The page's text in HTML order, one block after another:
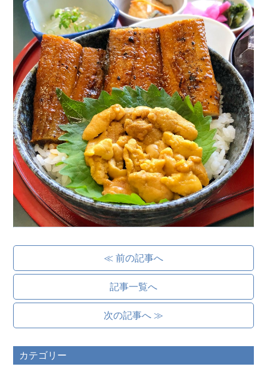
≪ 前の記事へ
記事一覧へ
次の記事へ ≫
カテゴリー